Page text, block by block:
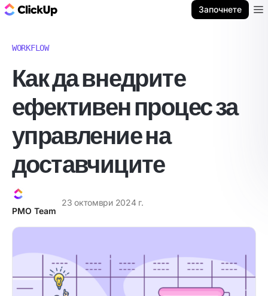
Започнете
WORKFLOW
Как да внедрите
ефективен процес за
управление на
доставчиците
PMO Team
23 октомври 2024 г.